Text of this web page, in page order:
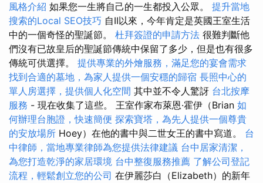
風格介紹 如果您一生將自己的一生都投入公眾。 提升當地
搜索的Local SEO技巧 自II以來，今年肯定是英國王室生活
中的一個奇怪的聖誕節。 杜拜簽證的申請方法 很難判斷他
們沒有已故皇后的聖誕節傳統中保留了多少，但是也有很多
傳統可供選擇。 提供專業的外燴服務，滿足您的宴會需求
找到合適的墓地，為家人提供一個安穩的歸宿 長照中心的
單人房選擇，提供個人化空間 其中並不令人驚訝 台北按摩
服務 - 現在收集了這些。 王室作家布萊恩·霍伊（Brian 如
何辦理台胞證，快速簡便 探索寶塔，為先人提供一個尊貴
的安放場所 Hoey）在他的書中與二世女王的書中寫道。 台
中律師，當地專業律師為您提供法律建議 台中居家清潔，
為您打造乾淨的家居環境 台中整復服務推薦 了解公司登記
流程，輕鬆創立您的公司 在伊麗莎白（Elizabeth）的新年